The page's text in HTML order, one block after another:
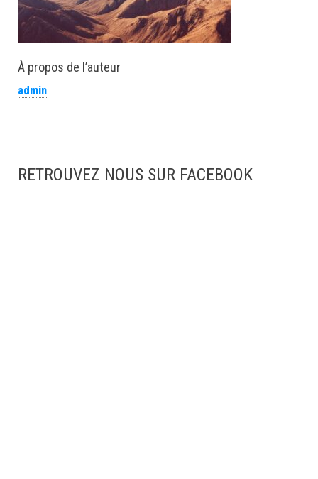
À propos de l’auteur
admin
RETROUVEZ NOUS SUR FACEBOOK